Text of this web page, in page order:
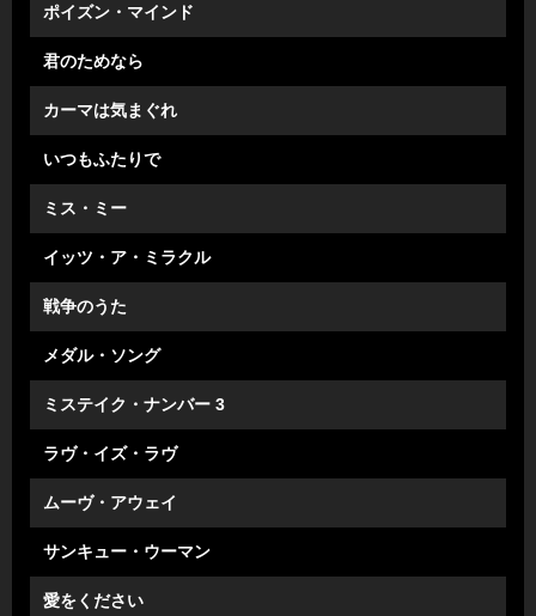
ポイズン・マインド
君のためなら
カーマは気まぐれ
いつもふたりで
ミス・ミー
イッツ・ア・ミラクル
戦争のうた
メダル・ソング
ミステイク・ナンバー 3
ラヴ・イズ・ラヴ
ムーヴ・アウェイ
サンキュー・ウーマン
愛をください